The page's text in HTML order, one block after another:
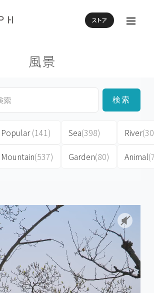
ストア
風景
検索
Popular(141)
Mountain(537)
Sea(398)
Garden(80)
River
Animal